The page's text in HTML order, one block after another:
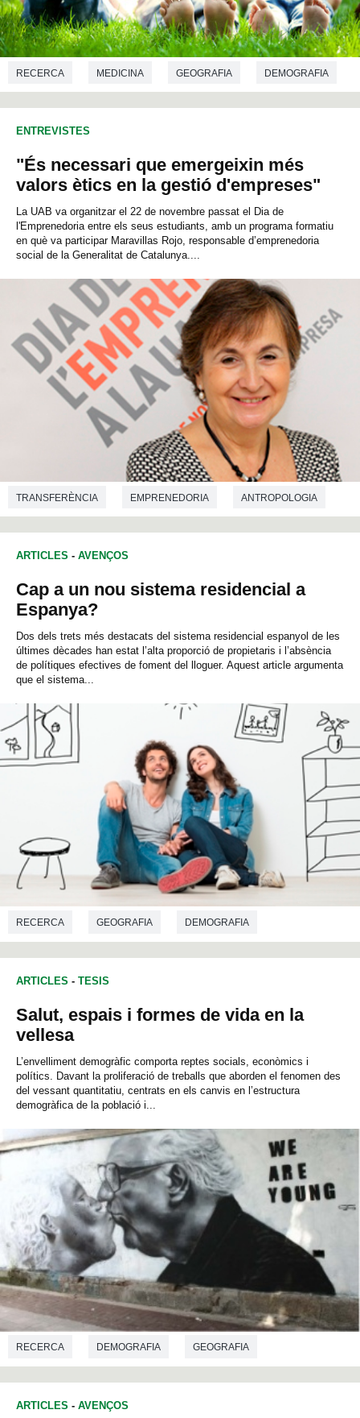
RECERCA MEDICINA GEOGRAFIA DEMOGRAFIA
ENTREVISTES
"És necessari que emergeixin més
valors ètics en la gestió d'empreses"
La UAB va organitzar el 22 de novembre passat el Dia de
l'Emprenedoria entre els seus estudiants, amb un programa formatiu
en què va participar Maravillas Rojo, responsable d’emprenedoria
social de la Generalitat de Catalunya....
TRANSFERÈNCIA EMPRENEDORIA ANTROPOLOGIA
CIÈNCIES DE LA COMUNICACIÓ CRIMINOLOGIA
GEOGRAFIA DRET CIÈNCIES POLÍTIQUES
SOCIOLOGIA PSICOLOGIA SOCIAL
ARTICLES - AVENÇOS
Cap a un nou sistema residencial a
Espanya?
Dos dels trets més destacats del sistema residencial espanyol de les
últimes dècades han estat l’alta proporció de propietaris i l’absència
de polítiques efectives de foment del lloguer. Aquest article argumenta
que el sistema...
RECERCA GEOGRAFIA DEMOGRAFIA
ARTICLES - TESIS
Salut, espais i formes de vida en la
vellesa
L’envelliment demogràfic comporta reptes socials, econòmics i
polítics. Davant la proliferació de treballs que aborden el fenomen des
del vessant quantitatiu, centrats en els canvis en l’estructura
demogràfica de la població i...
RECERCA DEMOGRAFIA GEOGRAFIA
ARTICLES - AVENÇOS